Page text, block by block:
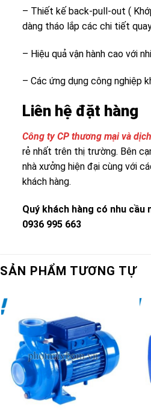
– Thiết kế back-pull-out (
dàng tháo lắp các chi tiết
– Hiệu quả vận hành cao với
– Các ứng dụng công nghiệp
Liên hệ đặt hàng
Công ty CP thương mại và
rẻ nhất trên thị trường. Bên
nhà xưởng hiện đại cùng với
khách hàng.
Quý khách hàng có nhu cầu
0936 995 663
SẢN PHẨM TƯƠNG TỰ